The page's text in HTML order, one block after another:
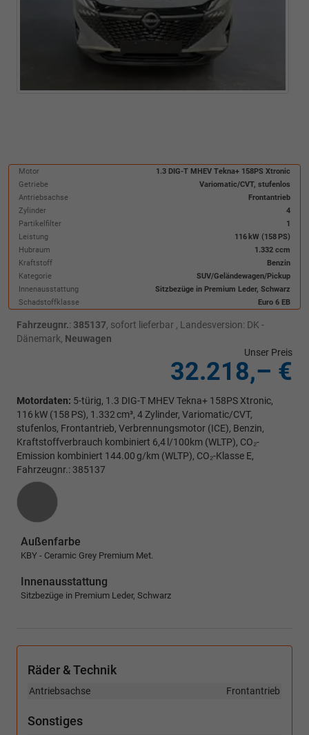
Motor
1.3 DIG-T MHEV Tekna+ 158PS Xtronic
Getriebe
Variomatic/CVT, stufenlos
Antriebsachse
Frontantrieb
Zylinder
4
Partikelfilter
1
Leistung
116 kW (158 PS)
Hubraum
1.332 ccm
Kraftstoff
Benzin
Kategorie
SUV/Geländewagen/Pickup
Innenausstattung
Sitzbezüge in Premium Leder, Schwarz
Schadstoffklasse
Euro 6 EB
Fahrzeugnr.: 385137, sofort lieferbar , Landesversion: DK -
Dänemark, Neuwagen
Unser Preis
32.218,– €
Motordaten: 5-türig, 1.3 DIG-T MHEV Tekna+ 158PS Xtronic,
116 kW (158 PS), 1.332 cm³, 4 Zylinder, Variomatic/CVT,
stufenlos, Frontantrieb, Verbrennungsmotor (ICE), Benzin,
Kraftstoffverbrauch kombiniert 6,4 l/100km (WLTP), CO₂-
Emission kombiniert 144.00 g/km (WLTP), CO₂-Klasse E,
Fahrzeugnr.: 385137
Außenfarbe
KBY - Ceramic Grey Premium Met.
Innenausstattung
Sitzbezüge in Premium Leder, Schwarz
Räder & Technik
Frontantrieb
Antriebsachse
Sonstiges